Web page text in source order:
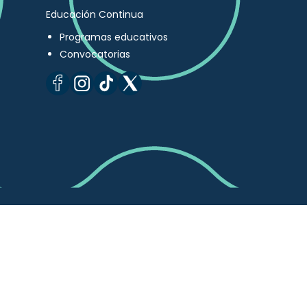
Educación Continua
Programas educativos
Convocatorias